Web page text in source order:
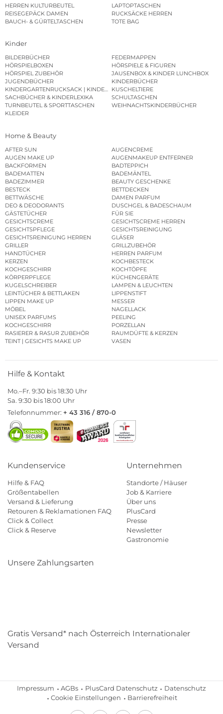
HERREN KULTURBEUTEL
LAPTOPTASCHEN
REISEGEPÄCK DAMEN
RUCKSÄCKE HERREN
BAUCH- & GÜRTELTASCHEN
TOTE BAG
Kinder
BILDERBÜCHER
FEDERMAPPEN
HÖRSPIELBOXEN
HÖRSPIELE & FIGUREN
HÖRSPIEL ZUBEHÖR
JAUSENBOX & KINDER LUNCHBOX
JUGENDBÜCHER
KINDERBÜCHER
KINDERGARTENRUCKSACK | KINDERGARTENBEUTEL
KUSCHELTIERE
SACHBÜCHER & KINDERLEXIKA
SCHULTASCHEN
TURNBEUTEL & SPORTTASCHEN
WEIHNACHTSKINDERBÜCHER
KLEIDER
Home & Beauty
AFTER SUN
AUGENCREME
AUGEN MAKE UP
AUGENMAKEUP ENTFERNER
BACKFORMEN
BADTEPPICH
BADEMATTEN
BADEMÄNTEL
BADEZIMMER
BEAUTY GESCHENKE
BESTECK
BETTDECKEN
BETTWÄSCHE
DAMEN PARFUM
DEO & DEODORANTS
DUSCHGEL & BADESCHAUM
GÄSTETÜCHER
FÜR SIE
GESICHTSCREME
GESICHTSCREME HERREN
GESICHTSPFLEGE
GESICHTSREINIGUNG
GESICHTSREINIGUNG HERREN
GLÄSER
GRILLER
GRILLZUBEHÖR
HANDTÜCHER
HERREN PARFUM
KERZEN
KOCHBESTECK
KOCHGESCHIRR
KOCHTÖPFE
KÖRPERPFLEGE
KÜCHENGERÄTE
KUGELSCHREIBER
LAMPEN & LEUCHTEN
LEINTÜCHER & BETTLAKEN
LIPPENSTIFT
LIPPEN MAKE UP
MESSER
MÖBEL
NAGELLACK
UNISEX PARFUMS
PEELING
KOCHGESCHIRR
PORZELLAN
RASIERER & RASUR ZUBEHÖR
RAUMDÜFTE & KERZEN
TEINT | GESICHTS MAKE UP
VASEN
Hilfe & Kontakt
Mo.–Fr. 9:30 bis 18:30 Uhr
Sa. 9:30 bis 18:00 Uhr
Telefonnummer: + 43 316 / 870-0
Kundenservice
Hilfe & FAQ
Größentabellen
Versand & Lieferung
Retouren & Reklamationen FAQ
Click & Collect
Click & Reserve
Unternehmen
Standorte / Häuser
Job & Karriere
Über uns
PlusCard
Presse
Newsletter
Gastronomie
Unsere Zahlungsarten
Gratis Versand* nach Österreich Internationaler
Versand
Impressum AGBs PlusCard Datenschutz
Datenschutz
Cookie Einstellungen
Barrierefreiheit